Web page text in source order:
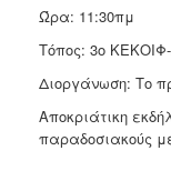
Φύλων
Υγεία
Αυτόματοι
Ώρα: 11:30πμ
Τόπος: 3ο
Διοργάνωση: Το
Αποκριάτικη
παραδοσιακούς